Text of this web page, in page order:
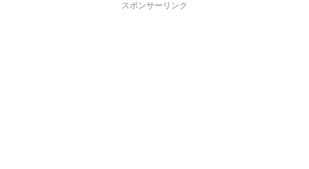
スポンサーリンク